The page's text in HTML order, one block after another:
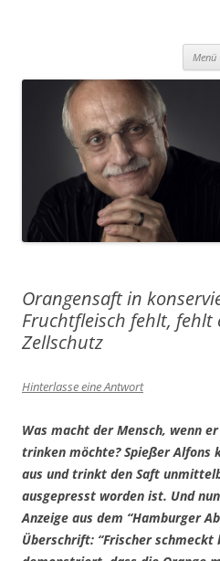
Spiesser Alfons
Menü
Orangensaft in
Fruchtfleisch fehlt, fehlt
Zellschutz
Hinterlasse eine Antwort
Was macht der Mensch, wenn
trinken möchte? Spießer Alfons
aus und trinkt den Saft
ausgepresst worden ist. Und
Anzeige aus dem “Hamburger
Überschrift: “Frischer